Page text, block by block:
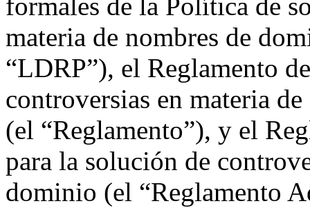
formales de la Política de
materia de nombres de
“LDRP”), el Reglamento
controversias en materia
(el “Reglamento”), y el
para la solución de
dominio (el “Reglamento